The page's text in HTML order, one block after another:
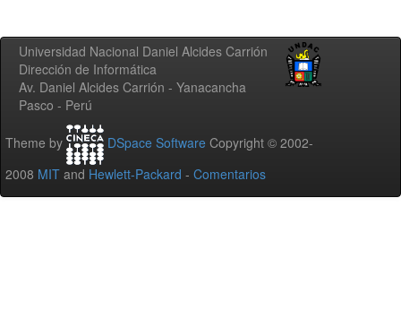
Universidad Nacional Daniel Alcides Carrión
Dirección de Informática
Av. Daniel Alcides Carrión - Yanacancha
Pasco - Perú
Theme by DSpace Software Copyright © 2002-
2008 MIT and Hewlett-Packard - Comentarios